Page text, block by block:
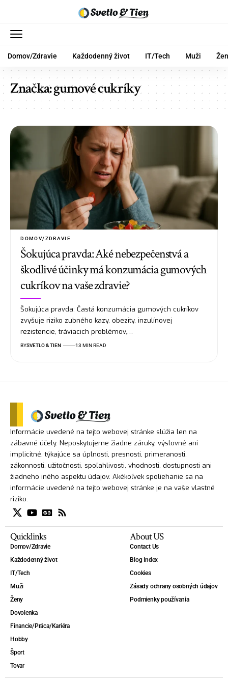
Domov/Zdravie Každodenný život IT/Tech Muži
Značka:gumové cukríky
DOMOV/ZDRAVIE
Šokujúca pravda: Aké nebezpečenstvá a
škodlivé účinky má konzumácia gumových
cukríkov na vaše zdravie?
Šokujúca pravda: Častá konzumácia gumových cukríkov
zvyšuje riziko zubného kazy, obezity, inzulínovej
rezistencie, tráviacich problémov,…
BYSVETLO & TIEN 13 MIN READ
Informácie uvedené na tejto webovej stránke slúžia len na
zábavné účely. Neposkytujeme žiadne záruky, výslovné ani
implicitné, týkajúce sa úplnosti, presnosti, primeranosti,
zákonnosti, užitočnosti, spoľahlivosti, vhodnosti, dostupnosti ani
žiadneho iného aspektu údajov. Akékoľvek spoliehanie sa na
informácie uvedené na tejto webovej stránke je na vaše vlastné
riziko.
Quicklinks
Domov/Zdravie
Každodenný život
IT/Tech
Muži
Ženy
Dovolenka
Financie/Práca/Kariéra
Hobby
Šport
Tovar
About US
Contact Us
Blog Index
Cookies
Zásady ochrany osobných údajov
Podmienky používania